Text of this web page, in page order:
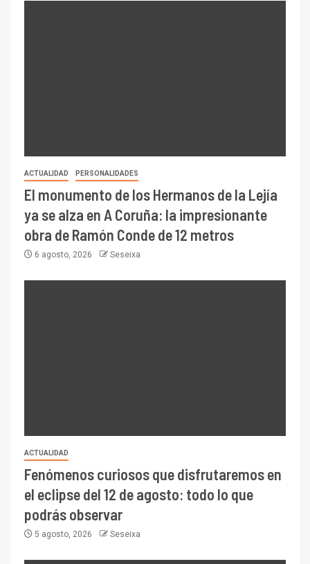
ACTUALIDAD PERSONALIDADES
El monumento de los Hermanos de la Lejía
ya se alza en A Coruña: la impresionante
obra de Ramón Conde de 12 metros
6 agosto, 2026 Seseixa
ACTUALIDAD
Fenómenos curiosos que disfrutaremos en
el eclipse del 12 de agosto: todo lo que
podrás observar
5 agosto, 2026 Seseixa